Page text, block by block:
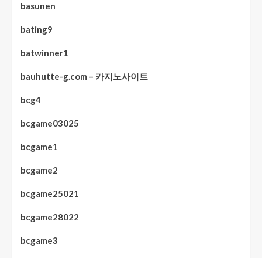
basunen
bating9
batwinner1
bauhutte-g.com – 카지노사이트
bcg4
bcgame03025
bcgame1
bcgame2
bcgame25021
bcgame28022
bcgame3